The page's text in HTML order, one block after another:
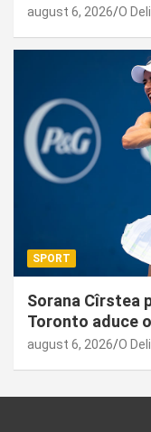
august 6, 2026 O
SPORT
Sorana Cîrstea
Toronto aduce
august 6, 2026 O